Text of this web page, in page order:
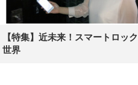
【特集】近未来！スマートロッ
世界